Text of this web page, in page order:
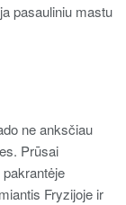
pasauliniu mastu
ne anksčiau
Prūsai
Fryzijoje ir